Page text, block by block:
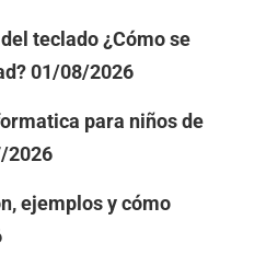
teclado ¿Cómo se
01/08/2026
para niños de
2026
ejemplos y cómo